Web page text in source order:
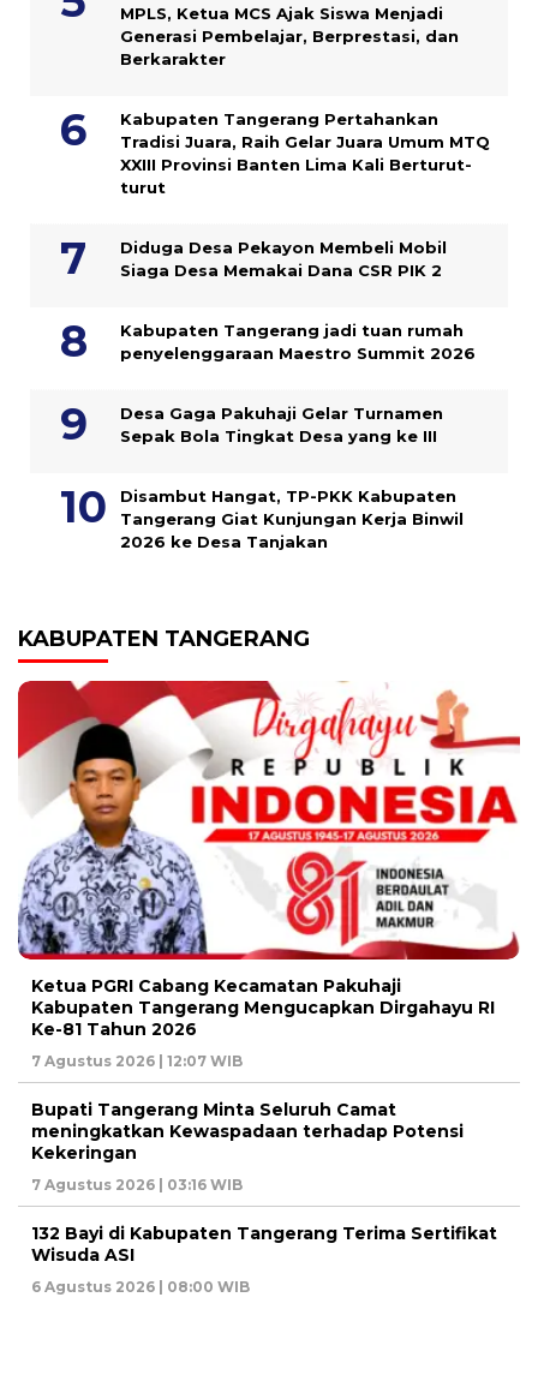
MPLS, Ketua MCS Ajak Siswa Menjadi
Generasi Pembelajar, Berprestasi, dan
Berkarakter
Kabupaten Tangerang Pertahankan
Tradisi Juara, Raih Gelar Juara Umum MTQ
XXIII Provinsi Banten Lima Kali Berturut-
turut
Diduga Desa Pekayon Membeli Mobil
Siaga Desa Memakai Dana CSR PIK 2
Kabupaten Tangerang jadi tuan rumah
penyelenggaraan Maestro Summit 2026
Desa Gaga Pakuhaji Gelar Turnamen
Sepak Bola Tingkat Desa yang ke III
Disambut Hangat, TP-PKK Kabupaten
Tangerang Giat Kunjungan Kerja Binwil
2026 ke Desa Tanjakan
KABUPATEN TANGERANG
Ketua PGRI Cabang Kecamatan Pakuhaji
Kabupaten Tangerang Mengucapkan Dirgahayu RI
Ke-81 Tahun 2026
7 Agustus 2026 | 12:07 WIB
Bupati Tangerang Minta Seluruh Camat
meningkatkan Kewaspadaan terhadap Potensi
Kekeringan
7 Agustus 2026 | 03:16 WIB
132 Bayi di Kabupaten Tangerang Terima Sertifikat
Wisuda ASI
6 Agustus 2026 | 08:00 WIB